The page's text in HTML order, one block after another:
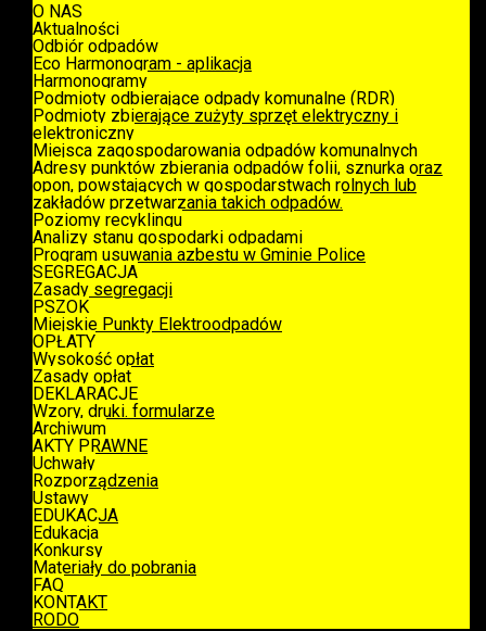
O NAS
Aktualności
Odbiór odpadów
Eco Harmonogram - aplikacja
Harmonogramy
Podmioty odbierające odpady komunalne (RDR)
Podmioty zbierające zużyty sprzęt elektryczny i
elektroniczny
Miejsca zagospodarowania odpadów komunalnych
Adresy punktów zbierania odpadów folii, sznurka oraz
opon, powstających w gospodarstwach rolnych lub
zakładów przetwarzania takich odpadów.
Poziomy recyklingu
Analizy stanu gospodarki odpadami
Program usuwania azbestu w Gminie Police
SEGREGACJA
Zasady segregacji
PSZOK
Miejskie Punkty Elektroodpadów
OPŁATY
Wysokość opłat
Zasady opłat
DEKLARACJE
Wzory, druki. formularze
Archiwum
AKTY PRAWNE
Uchwały
Rozporządzenia
Ustawy
EDUKACJA
Edukacja
Konkursy
Materiały do pobrania
FAQ
KONTAKT
RODO